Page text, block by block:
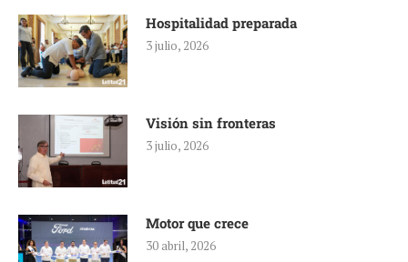
Hospitalidad preparada
3 julio, 2026
Visión sin fronteras
3 julio, 2026
Motor que crece
30 abril, 2026